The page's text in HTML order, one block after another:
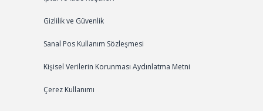
Gizlilik ve Güvenlik
Sanal Pos Kullanım Sözleşmesi
Kişisel Verilerin Korunması Aydınlatma Metni
Çerez Kullanımı